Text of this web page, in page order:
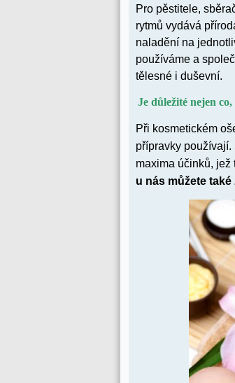
Pro pěstitele,
rytmů vydává
naladění na
používáme a
tělesné i duševní.
Je důležité nejen
Při kosmetickém
přípravky používají.
maxima účinků, jež
u nás můžete